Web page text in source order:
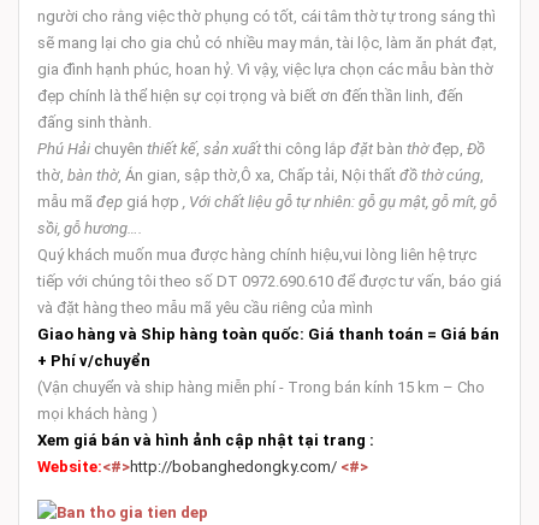
người cho rằng việc thờ phụng có tốt, cái tâm thờ tự trong sáng thì
sẽ mang lại cho gia chủ có nhiều may mắn, tài lộc, làm ăn phát đạt,
gia đình hạnh phúc, hoan hỷ. Vì vậy, việc lựa chọn các mẫu bàn thờ
đẹp chính là thể hiện sự cọi trọng và biết ơn đến thần linh, đến
đấng sinh thành.
Phú Hải chuyên thiết kế, sản xuấtthi công lắp đặt bàn thờđẹp, Đồ
thờ, bàn thờ, Án gian, sập thờ,Ô xa, Chấp tải, Nội thất đồ thờ cúng,
mẫu mã đẹp giá hợp , Với chất liệu gỗ tự nhiên: gỗ gụ mật, gỗ mít, gỗ
sồi, gỗ hương….
Quý khách muốn mua được hàng chính hiệu,vui lòng liên hệ trực
tiếp với chúng tôi theo số DT 0972.690.610 để được tư vấn, báo giá
và đặt hàng theo mẫu mã yêu cầu riêng của mình
Giao hàng và Ship hàng toàn quốc: Giá thanh toán = Giá bán
+ Phí v/chuyển
(Vận chuyển và ship hàng miễn phí - Trong bán kính 15 km – Cho
mọi khách hàng )
Xem giá bán và hình ảnh cập nhật tại trang :
Website:<#>http://bobanghedongky.com/ <#>